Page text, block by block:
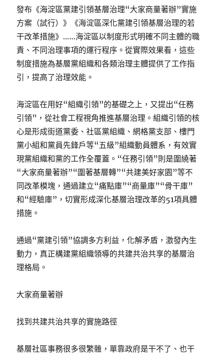
發布《海淀區黨建引領基層治理“大家商量著辦”實施
方案（試行）》《海淀區深化黨建引領基層治理的若
干改革措施》……海淀區以制度形式明確不同主體的職
責、不同治理事項的運行程序。從實際效果看，這些
制度措施為基層黨組織和各類治理主體提供了工作指
引，提高了治理效能。
海淀區在用好“組織引領”的基礎之上，又提出“任務
引領”，從社會工程視角推進基層治理。組織引領的核
心是形成街道黨委、社區黨組織、網格黨支部、樓門
黨小組和黨員先鋒戶等“五級”組織動員體系，有效實
現黨組織和黨的工作全覆蓋。“任務引領”則是圍繞著
“大家商量著辦”“圍著基層轉”“共建美好家園”等不
同改革模塊，通過建立“痛點庫”“商量庫”“骨干庫”
和“經驗庫”，切實形成深化基層治理改革的51項具體
措施。
通過“黨建引領”協調多方利益，化解矛盾，激發內生
動力，真正構建黨組織領導的共建共治共享的基層治
理格局。
大家商量著辦
找到共建共治共享的實施路徑
基層社區事務很多很繁雜，單靠政府是干不了、也干